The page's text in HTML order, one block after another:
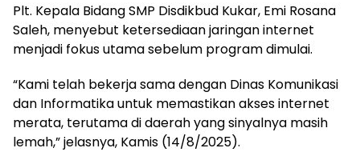
Plt. Kepala Bidang SMP Disdikbud Kukar, Emi Rosana
Saleh, menyebut ketersediaan jaringan internet
menjadi fokus utama sebelum program dimulai.
“Kami telah bekerja sama dengan Dinas Komunikasi
dan Informatika untuk memastikan akses internet
merata, terutama di daerah yang sinyalnya masih
lemah,” jelasnya, Kamis (14/8/2025).